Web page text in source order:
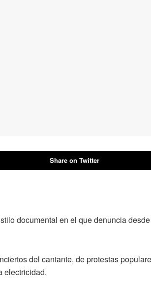
Share on Twitter
documental en el que denuncia
del cantante, de protestas
electricidad.